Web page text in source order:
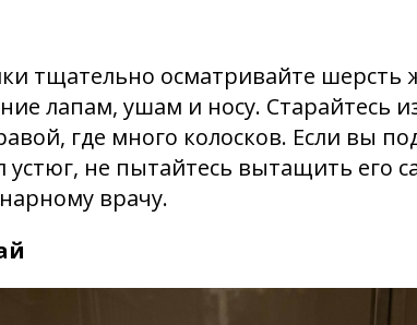
тщательно осматривайте шерсть
лапам, ушам и носу. Старайтесь
где много колосков. Если вы
не пытайтесь вытащить его
врачу.